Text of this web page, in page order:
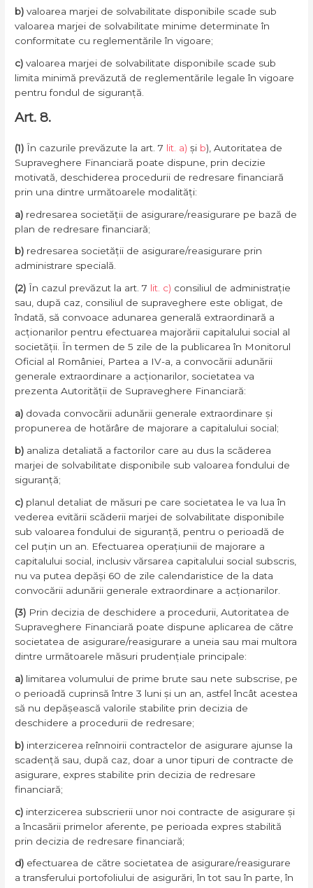
b)valoarea marjei de solvabilitate disponibile scade sub
valoarea marjei de solvabilitate minime determinate în
conformitate cu reglementările în vigoare;
c)valoarea marjei de solvabilitate disponibile scade sub
limita minimă prevăzută de reglementările legale în vigoare
pentru fondul de siguranță.
Art. 8.
(1) În cazurile prevăzute la art. 7 lit. a) și b), Autoritatea de
Supraveghere Financiară poate dispune, prin decizie
motivată, deschiderea procedurii de redresare financiară
prin una dintre următoarele modalități:
a) redresarea societății de asigurare/reasigurare pe bază de
plan de redresare financiară;
b) redresarea societății de asigurare/reasigurare prin
administrare specială.
(2) În cazul prevăzut la art. 7 lit. c) consiliul de administrație
sau, după caz, consiliul de supraveghere este obligat, de
îndată, să convoace adunarea generală extraordinară a
acționarilor pentru efectuarea majorării capitalului social al
societății. În termen de 5 zile de la publicarea în Monitorul
Oficial al României, Partea a IV-a, a convocării adunării
generale extraordinare a acționarilor, societatea va
prezenta Autorității de Supraveghere Financiară:
a) dovada convocării adunării generale extraordinare și
propunerea de hotărâre de majorare a capitalului social;
b) analiza detaliată a factorilor care au dus la scăderea
marjei de solvabilitate disponibile sub valoarea fondului de
siguranță;
c) planul detaliat de măsuri pe care societatea le va lua în
vederea evitării scăderii marjei de solvabilitate disponibile
sub valoarea fondului de siguranță, pentru o perioadă de
cel puțin un an. Efectuarea operațiunii de majorare a
capitalului social, inclusiv vărsarea capitalului social subscris,
nu va putea depăși 60 de zile calendaristice de la data
convocării adunării generale extraordinare a acționarilor.
(3) Prin decizia de deschidere a procedurii, Autoritatea de
Supraveghere Financiară poate dispune aplicarea de către
societatea de asigurare/reasigurare a uneia sau mai multora
dintre următoarele măsuri prudențiale principale:
a) limitarea volumului de prime brute sau nete subscrise, pe
o perioadă cuprinsă între 3 luni și un an, astfel încât acestea
să nu depășească valorile stabilite prin decizia de
deschidere a procedurii de redresare;
b) interzicerea reînnoirii contractelor de asigurare ajunse la
scadență sau, după caz, doar a unor tipuri de contracte de
asigurare, expres stabilite prin decizia de redresare
financiară;
c) interzicerea subscrierii unor noi contracte de asigurare și
a încasării primelor aferente, pe perioada expres stabilită
prin decizia de redresare financiară;
d) efectuarea de către societatea de asigurare/reasigurare
a transferului portofoliului de asigurări, în tot sau în parte, în